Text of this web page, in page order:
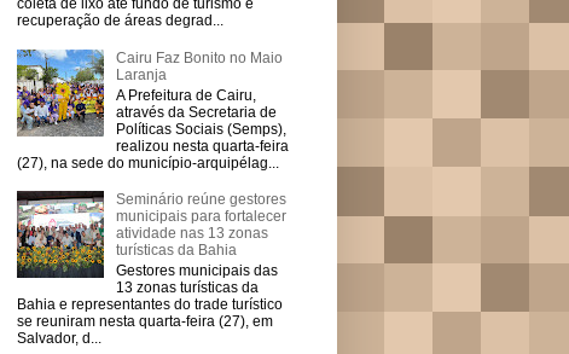
coleta de lixo até fundo de turismo e
recuperação de áreas degrad...
Cairu Faz Bonito no Maio
Laranja
A Prefeitura de Cairu,
através da Secretaria de
Políticas Sociais (Semps),
realizou nesta quarta-feira
(27), na sede do município-arquipélag...
Seminário reúne gestores
municipais para fortalecer
atividade nas 13 zonas
turísticas da Bahia
Gestores municipais das
13 zonas turísticas da
Bahia e representantes do trade turístico
se reuniram nesta quarta-feira (27), em
Salvador, d...